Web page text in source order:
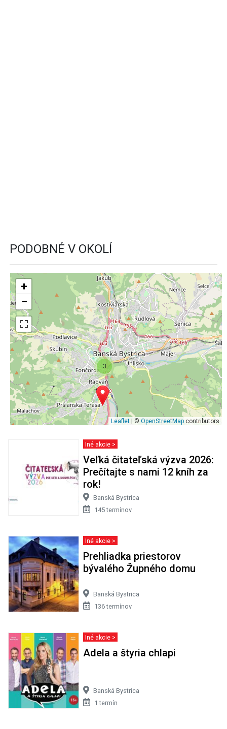
PODOBNÉ V OKOLÍ
3
+
−
Leaflet | © OpenStreetMap contributors
Iné akcie >
Veľká čitateľská výzva 2026:
Prečítajte s nami 12 kníh za
rok!
Banská Bystrica
145 termínov
Iné akcie >
Prehliadka priestorov
bývalého Župného domu
Banská Bystrica
136 termínov
Iné akcie >
Adela a štyria chlapi
Banská Bystrica
1 termín